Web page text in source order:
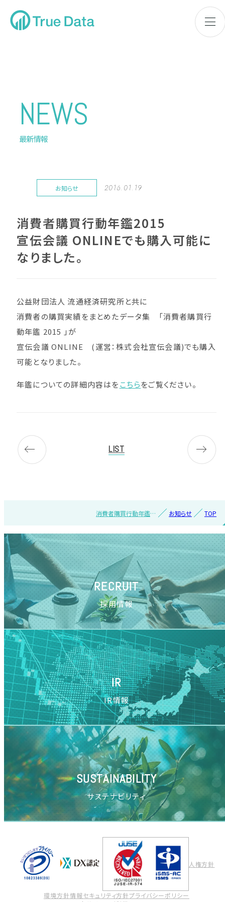
NEWS
最新情報
お知らせ 2016.01.19
消費者購買行動年鑑2015
宣伝会議 ONLINEでも購入可能に
なりました。
公益財団法人 流通経済研究所と共に
消費者の購買実績をまとめたデータ集 「消費者購買行
動年鑑 2015 」が
宣伝会議 ONLINE (運営：株式会社宣伝会議)でも購入
可能となりました。
年鑑についての詳細内容はをこちらをご覧ください。
LIST
TOP
お知らせ
消費者購買行動年鑑
した。
RECRUIT
採用情報
IR
IR情報
SUSTAINABILITY
サステナビリティ
人権方針
環境方針情報セキュリティ方針プライバシーポリシー